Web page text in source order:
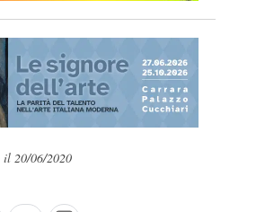
il 20/06/2020